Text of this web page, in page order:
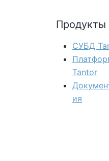
Продукты
СУБД
Tantor
ия